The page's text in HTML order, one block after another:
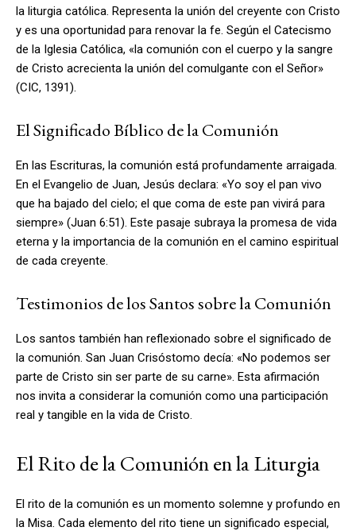
la liturgia católica. Representa la unión del creyente con Cristo
y es una oportunidad para renovar la fe. Según el Catecismo
de la Iglesia Católica, «la comunión con el cuerpo y la sangre
de Cristo acrecienta la unión del comulgante con el Señor»
(CIC, 1391).
El Significado Bíblico de la Comunión
En las Escrituras, la comunión está profundamente arraigada.
En el Evangelio de Juan, Jesús declara: «Yo soy el pan vivo
que ha bajado del cielo; el que coma de este pan vivirá para
siempre» (Juan 6:51). Este pasaje subraya la promesa de vida
eterna y la importancia de la comunión en el camino espiritual
de cada creyente.
Testimonios de los Santos sobre la Comunión
Los santos también han reflexionado sobre el significado de
la comunión. San Juan Crisóstomo decía: «No podemos ser
parte de Cristo sin ser parte de su carne». Esta afirmación
nos invita a considerar la comunión como una participación
real y tangible en la vida de Cristo.
El Rito de la Comunión en la Liturgia
El rito de la comunión es un momento solemne y profundo en
la Misa. Cada elemento del rito tiene un significado especial,